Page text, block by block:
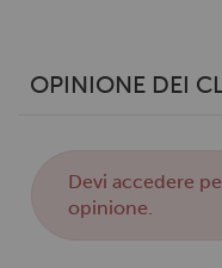
OPINIONE DEI
Deviaccedere
opinione.